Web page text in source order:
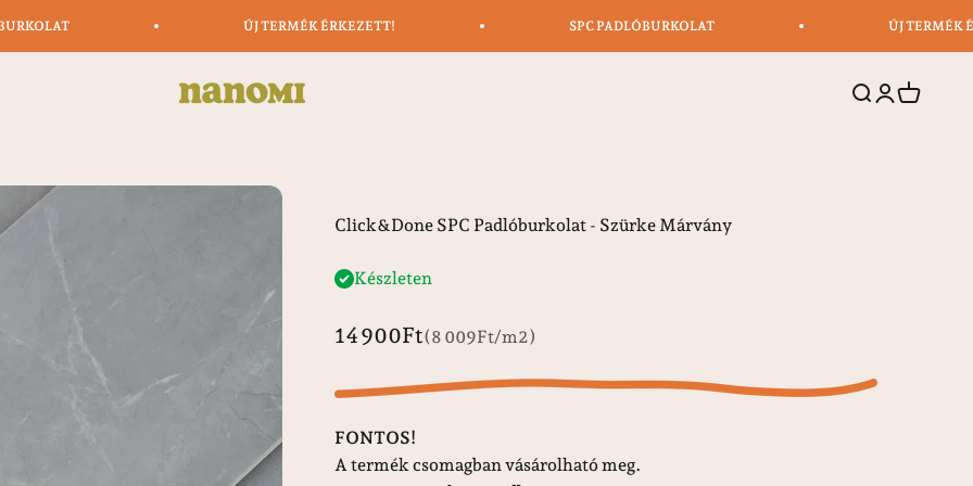
ÚJ TERMÉK ÉRKEZETT! SPC PADLÓBURKOLAT ÚJ TERMÉK
Nanomi Keresés
Belépés
Kosár
Click&Done SPC Padlóburkolat - Szürke Márvány
Készleten
Sale price
14 900Ft(8 009Ft/m2)
FONTOS!
A termék csomagban vásárolható meg.